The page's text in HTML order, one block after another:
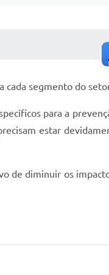
cada segmento do
para a
estar
de diminuir os